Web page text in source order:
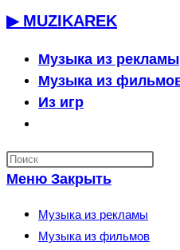
Перейти
содержимому
▶ MUZIKAREK
Музыка из рекламы
Музыка из
Из игр
по
веб-
сайту
Меню Закрыть
Музыка из рекламы
Музыка из фильмов